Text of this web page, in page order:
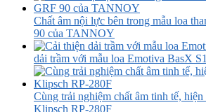
Chất âm nội lực bên trong mẫu loa
90 của TANNOY
dải trầm với mẫu loa Emotiva BasX
Cùng trải nghiệm chất âm tinh tế,
Klipsch RP-280F